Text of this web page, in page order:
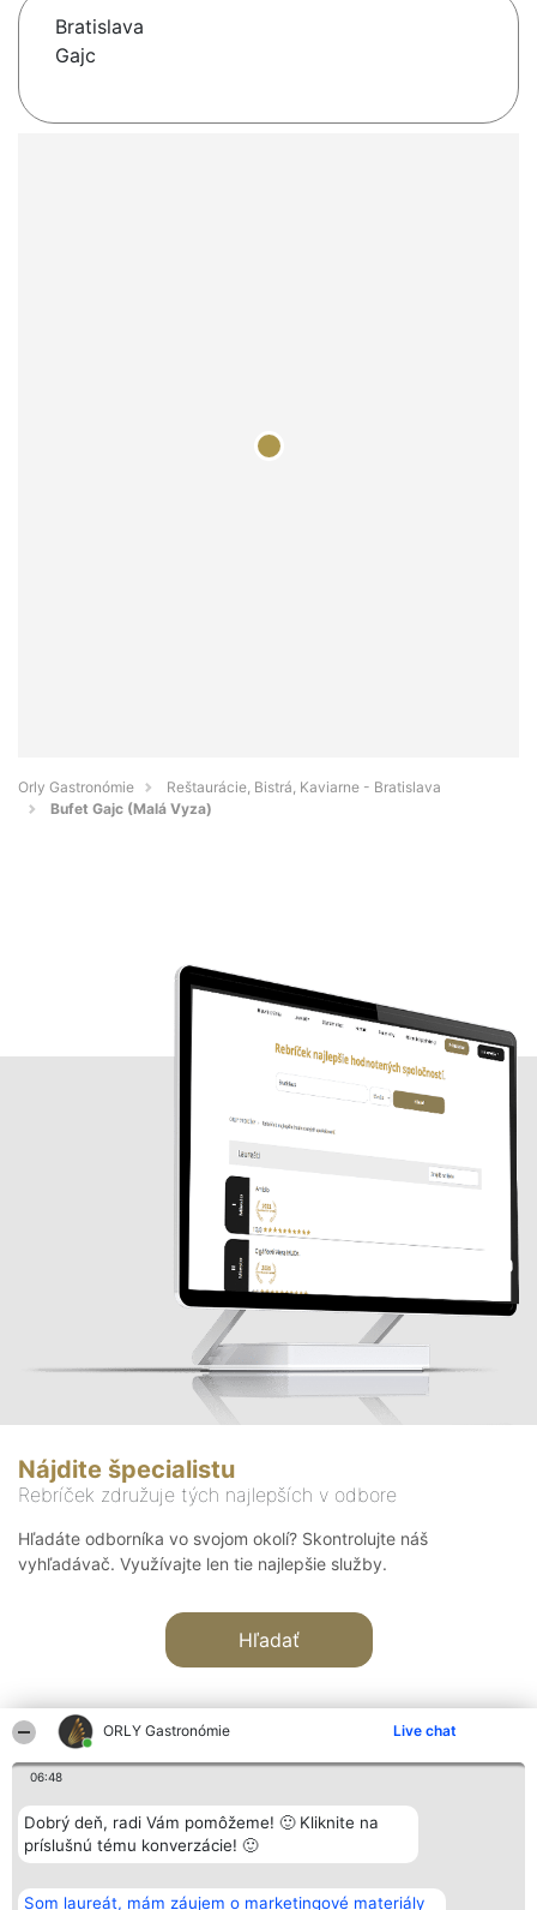
ORLY Gastronómie Live chat
06:48
Dobrý deň, radi Vám pomôžeme! 🙂 Kliknite na
príslušnú tému konverzácie! 🙂
Som laureát, mám záujem o marketingové materiály
Bratislava
Gajc
Orly Gastronómie
Reštaurácie, Bistrá, Kaviarne - Bratislava
Bufet Gajc (Malá Vyza)
Nájdite špecialistu
Rebríček združuje tých najlepších v odbore
Hľadáte odborníka vo svojom okolí? Skontrolujte náš
vyhľadávač. Využívajte len tie najlepšie služby.
Hľadať
Organizátor hodnotenia
Bright Side Solutions sp. z o.
o. sp. k.
Wrocław 50-079
KRS 0000749100 | Regon
Hodnotenie
Laureáti
Lista
Laureatów
Podmienky
Kontakt
Kontakt